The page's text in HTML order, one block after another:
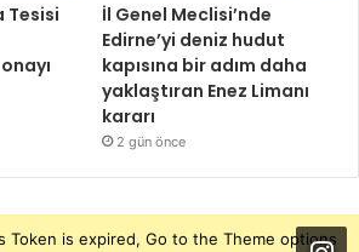
Tesisi
İl Genel Meclisi’nde
Edirne’yi deniz hudut
kapısına bir adım daha
yaklaştıran Enez Limanı
kararı
2 gün önce
Token is expired, Go to the Theme options